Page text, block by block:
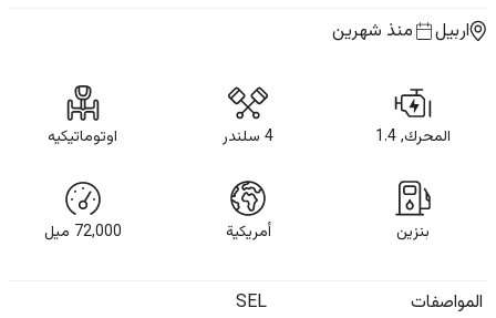
اربيل منذ شهرين
المحرك, 1.4 4 سلندر اوتوماتيكيه
بنزين أمريكية 72,000 ميل
المواصفات
SEL